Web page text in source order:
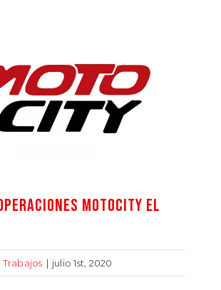
MOTOCITY EL
| julio 1st, 2020